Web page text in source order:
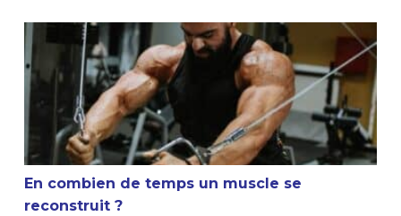
En combien de temps un muscle se reconstruit ?
En combien de temps un muscle se
reconstruit ?